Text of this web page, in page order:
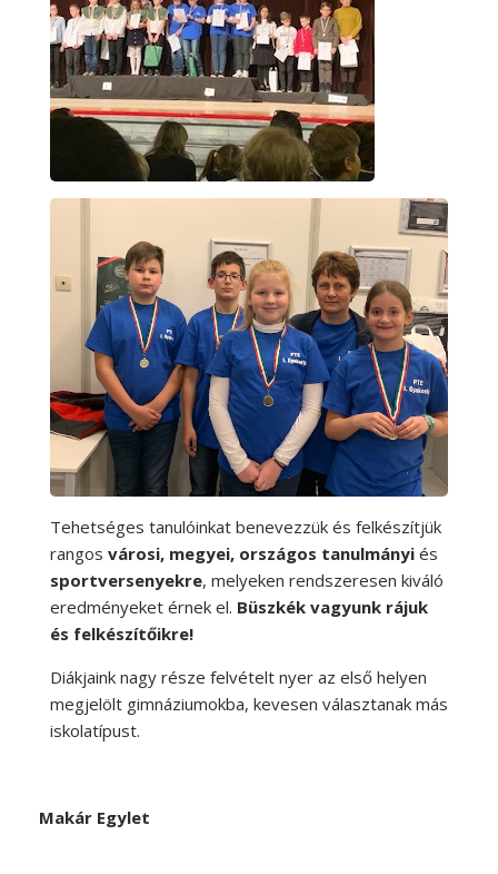
Tehetséges tanulóinkat benevezzük és felkészítjük
rangos városi, megyei, országos tanulmányi és
sportversenyekre, melyeken rendszeresen kiváló
eredményeket érnek el. Büszkék vagyunk rájuk
és felkészítőikre!
Diákjaink nagy része felvételt nyer az első helyen
megjelölt gimnáziumokba, kevesen választanak más
iskolatípust.
Makár Egylet